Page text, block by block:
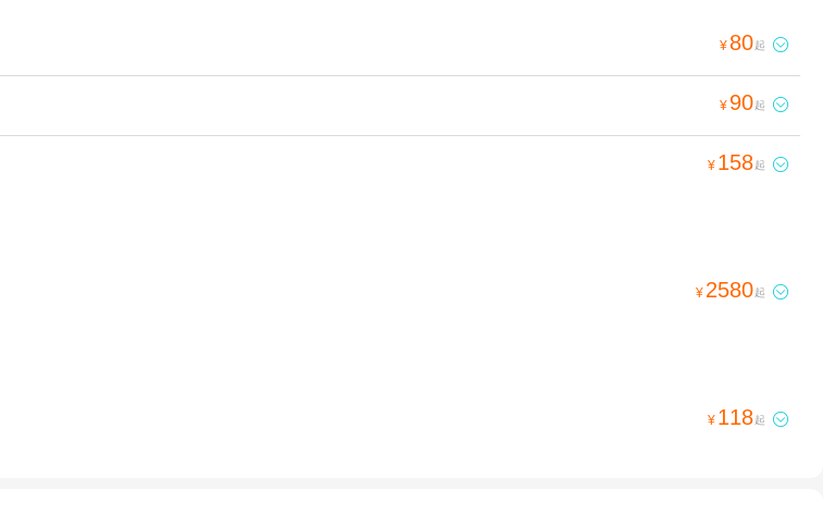
¥ 80起 
¥ 90起 
¥ 158起 
¥ 2580起 
¥ 118起 